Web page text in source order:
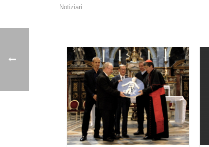
Notiziari